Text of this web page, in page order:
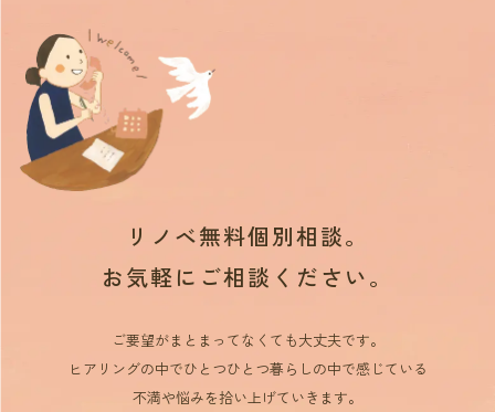
リノベ無料個別相談。
お気軽にご相談ください。
ご要望がまとまってなくても大丈夫です。
ヒアリングの中でひとつひとつ暮らしの中で感じている
不満や悩みを拾い上げていきます。